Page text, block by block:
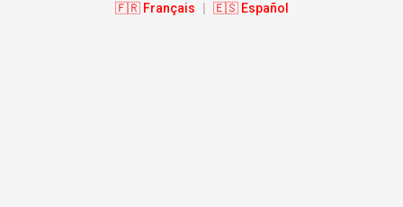
🇫🇷 Français 🇪🇸 Español